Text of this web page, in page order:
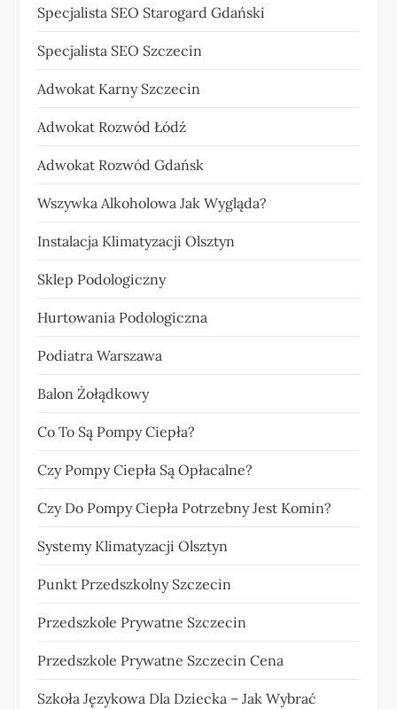
Specjalista SEO Starogard Gdański
Specjalista SEO Szczecin
Adwokat Karny Szczecin
Adwokat Rozwód Łódź
Adwokat Rozwód Gdańsk
Wszywka Alkoholowa Jak Wygląda?
Instalacja Klimatyzacji Olsztyn
Sklep Podologiczny
Hurtowania Podologiczna
Podiatra Warszawa
Balon Żołądkowy
Co To Są Pompy Ciepła?
Czy Pompy Ciepła Są Opłacalne?
Czy Do Pompy Ciepła Potrzebny Jest Komin?
Systemy Klimatyzacji Olsztyn
Punkt Przedszkolny Szczecin
Przedszkole Prywatne Szczecin
Przedszkole Prywatne Szczecin Cena
Szkoła Językowa Dla Dziecka – Jak Wybrać